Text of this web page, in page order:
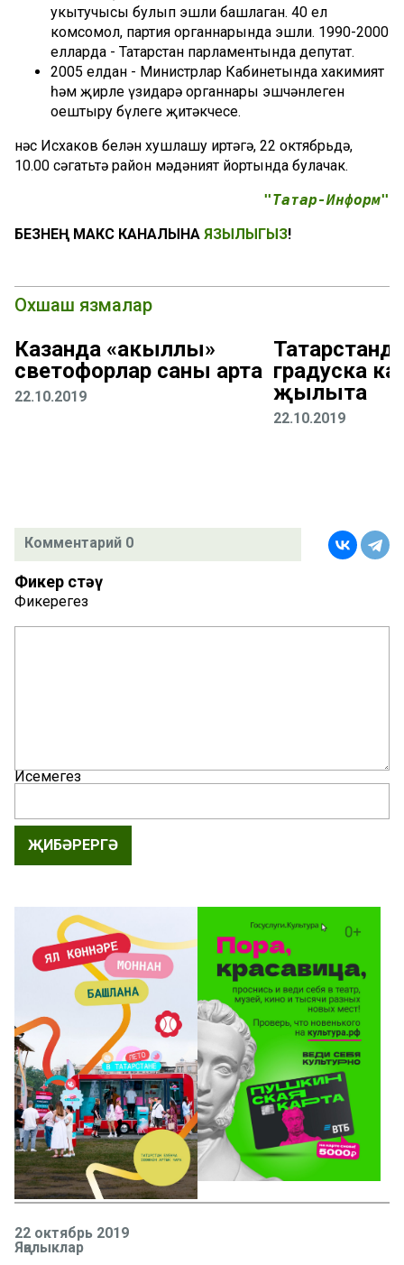
укытучысы булып эшли башлаган. 40 ел
комсомол, партия органнарында эшли. 1990-2000
елларда - Татарстан парламентында депутат.
2005 елдан - Министрлар Кабинетында хакимият
һәм җирле үзидарә органнары эшчәнлеген
оештыру бүлеге җитәкчесе.
Әнәс Исхаков белән хушлашу иртәгә, 22 октябрьдә,
10.00 сәгатьтә район мәдәният йортында булачак.
"Татар-Информ"
БЕЗНЕҢ МАКС КАНАЛЫНА ЯЗЫЛЫГЫЗ!
Охшаш язмалар
Казанда «акыллы»
светофорлар саны арта
22.10.2019
градуска
җылыта
22.10.2019
Комментарий 0
Фикер өстәү
Фикерегез
Исемегез
ҖИБӘРЕРГӘ
22 октябрь 2019
Яңалыклар